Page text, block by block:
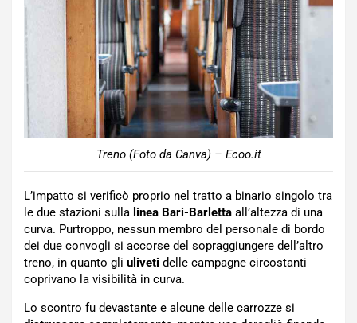
Treno (Foto da Canva) – Ecoo.it
L’impatto si verificò proprio nel tratto a binario singolo tra
le due stazioni sulla linea Bari-Barletta all’altezza di una
curva. Purtroppo, nessun membro del personale di bordo
dei due convogli si accorse del sopraggiungere dell’altro
treno, in quanto gli uliveti delle campagne circostanti
coprivano la visibilità in curva.
Lo scontro fu devastante e alcune delle carrozze si